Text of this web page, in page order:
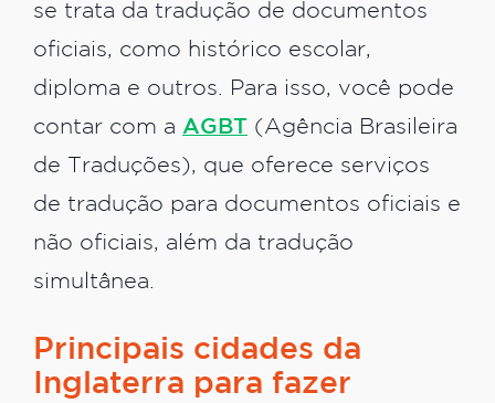
se trata da tradução de documentos
oficiais, como histórico escolar,
diploma e outros. Para isso, você pode
contar com a AGBT (Agência Brasileira
de Traduções), que oferece serviços
de tradução para documentos oficiais e
não oficiais, além da tradução
simultânea.
Principais cidades da
Inglaterra para fazer